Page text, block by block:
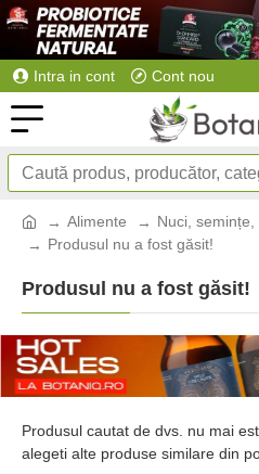
Intra in cont Cont nou
Alimente
Nuci, semințe,
Produsul nu a fost găsit!
Produsul nu a fost găsit!
Produsul cautat de dvs. nu mai
alegeti alte produse similare din